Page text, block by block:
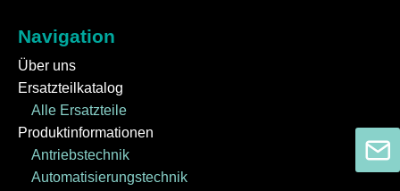
Navigation
Über uns
Ersatzteilkatalog
Alle Ersatzteile
Produktinformationen
Antriebstechnik
Automatisierungstechnik